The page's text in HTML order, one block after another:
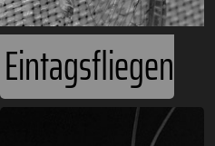
Eintagsfliegen